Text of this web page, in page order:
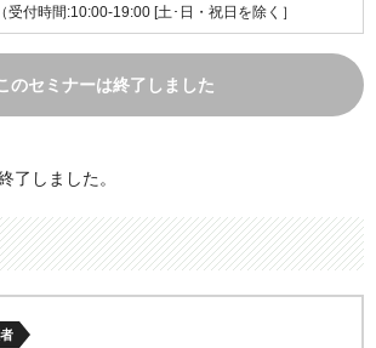
付時間:10:00-19:00 [土･日・祝日を除く］
のセミナーは終了しました
了しました。